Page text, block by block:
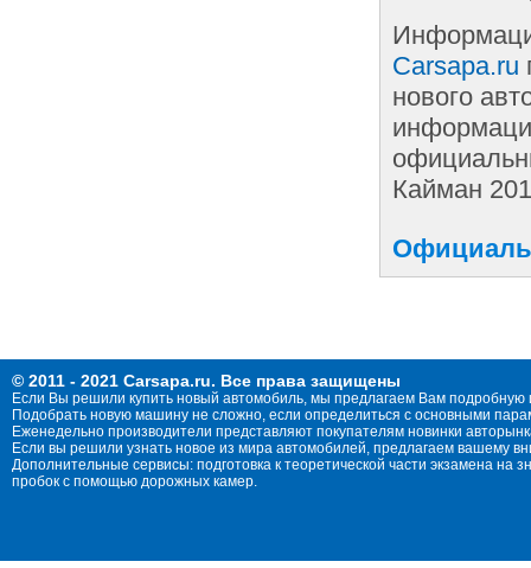
Carsapa.ru
нового
Кайман
© 2011 - 2021 Carsapa.ru. Все права защищены
Если Вы решили купить новый автомобиль, мы предлагаем Вам
Подобрать новую машину не сложно, если определиться с основными
Еженедельно производители представляют покупателям новинки
Если вы решили узнать новое из мира автомобилей, предлагаем вашему
Дополнительные сервисы: подготовка к теоретической части экзамена
пробок с помощью дорожных камер.